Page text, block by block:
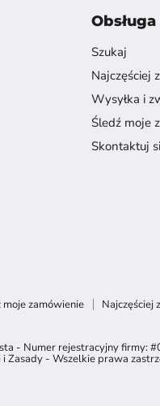
Szukaj
Najczęściej
Wysyłka i
Śledź moje
Skontaktuj
moje zamówienie
Najczęściej
- Numer rejestracyjny firmy:
- Wszelkie prawa